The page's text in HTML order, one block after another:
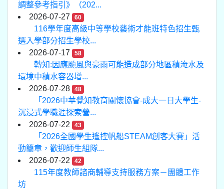
調整參考指引》（202...
2026-07-27
60
116學年度高級中等學校藝術才能班特色招生甄
選入學部分招生學校...
2026-07-17
58
轉知:因應颱風與豪雨可能造成部分地區積淹水及
環境中積水容器增...
2026-07-28
48
「2026中華覺知教育關懷協會-成大一日大學生-
沉浸式學職涯探索營...
2026-07-22
43
「2026全國學生遙控帆船STEAM創客大賽」活
動簡章，歡迎師生組隊...
2026-07-22
42
115年度教師諮商輔導支持服務方案－團體工作
坊